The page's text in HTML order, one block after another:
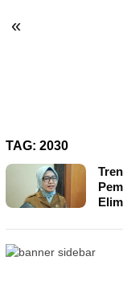
«
TAG: 2030